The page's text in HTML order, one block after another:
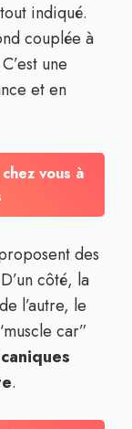
indiqué.
couplée à
une
et en
vous à
des
côté, la
l’autre, le
car”
.